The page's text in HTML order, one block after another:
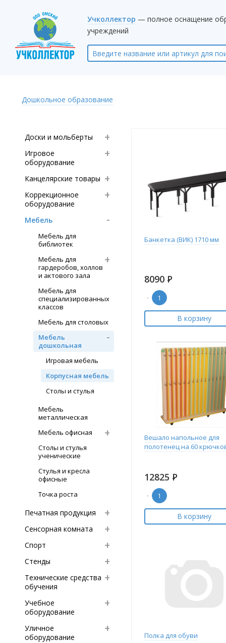
Учколлектор — полное оснащение
учреждений
Дошкольное образование
Доски и мольберты
Игровое
оборудование
Канцелярские товары
Коррекционное
оборудование
Мебель
Мебель для
библиотек
Мебель для
гардеробов, холлов
и актового зала
Мебель для
специализированных
классов
Мебель для столовых
Мебель
дошкольная
Игровая мебель
Корпусная мебель
Столы и стулья
Мебель
металлическая
Мебель офисная
Столы и стулья
ученические
Стулья и кресла
офисные
Точка роста
Печатная продукция
Сенсорная комната
Спорт
Стенды
Технические средства
обучения
Учебное
оборудование
Уличное
оборудование
Банкетка (ВИК) 1710 мм
8090 Р
-
В корзину
Вешало напольное для
полотенец на 60
12825 Р
-
В корзину
Полка для обуви